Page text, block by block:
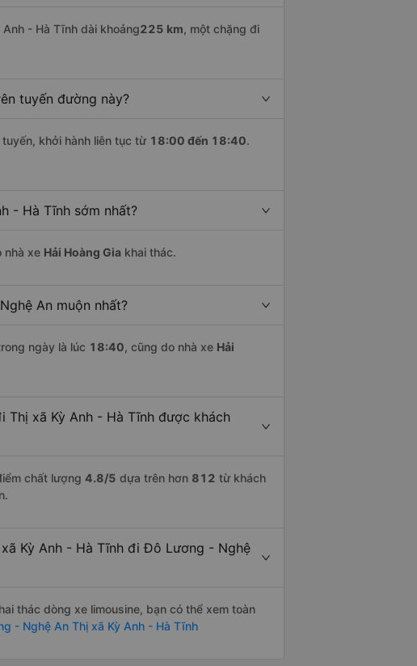
- Hà Tĩnh dài khoảng225 km, một chặng đi
tuyến đường này?
khởi hành liên tục từ 18:00 đến 18:40.
- Hà Tĩnh sớm nhất?
nhà xe Hải Hoàng Gia khai thác.
An muộn nhất?
ngày là lúc 18:40, cũng do nhà xe Hải
xã Kỳ Anh - Hà Tĩnh được khách
chất lượng 4.8/5 dựa trên hơn 812 từ khách
Kỳ Anh - Hà Tĩnh đi Đô Lương - Nghệ
thác dòng xe limousine, bạn có thể xem toàn
- Nghệ An Thị xã Kỳ Anh - Hà Tĩnh